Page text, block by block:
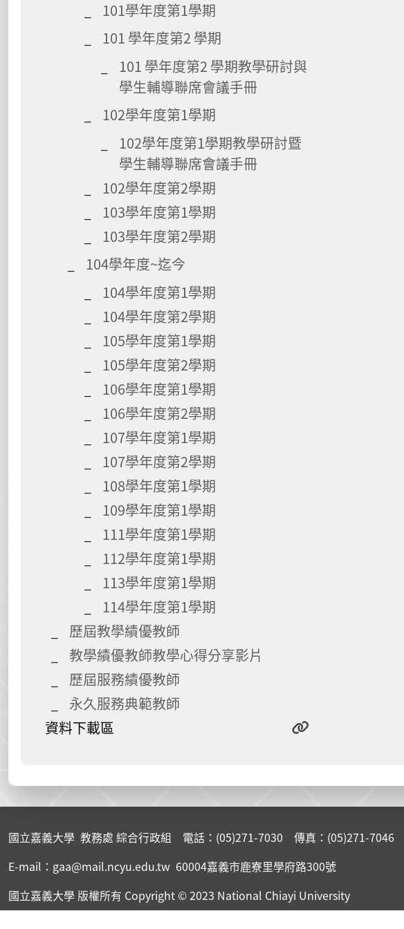
101學年度第1學期
101 學年度第2 學期
101 學年度第2 學期教學研討與
學生輔導聯席會議手冊
102學年度第1學期
102學年度第1學期教學研討暨
學生輔導聯席會議手冊
102學年度第2學期
103學年度第1學期
103學年度第2學期
104學年度~迄今
104學年度第1學期
104學年度第2學期
105學年度第1學期
105學年度第2學期
106學年度第1學期
106學年度第2學期
107學年度第1學期
107學年度第2學期
108學年度第1學期
109學年度第1學期
111學年度第1學期
112學年度第1學期
113學年度第1學期
114學年度第1學期
歷屆教學績優教師
教學績優教師教學心得分享影片
歷屆服務績優教師
永久服務典範教師
資料下載區
國立嘉義大學 教務處 綜合行政組 電話：(05)271-7030 傳真：(05)271-7046
E-mail：gaa@mail.ncyu.edu.tw 60004嘉義市鹿寮里學府路300號
國立嘉義大學 版權所有 Copyright © 2023 National Chiayi University